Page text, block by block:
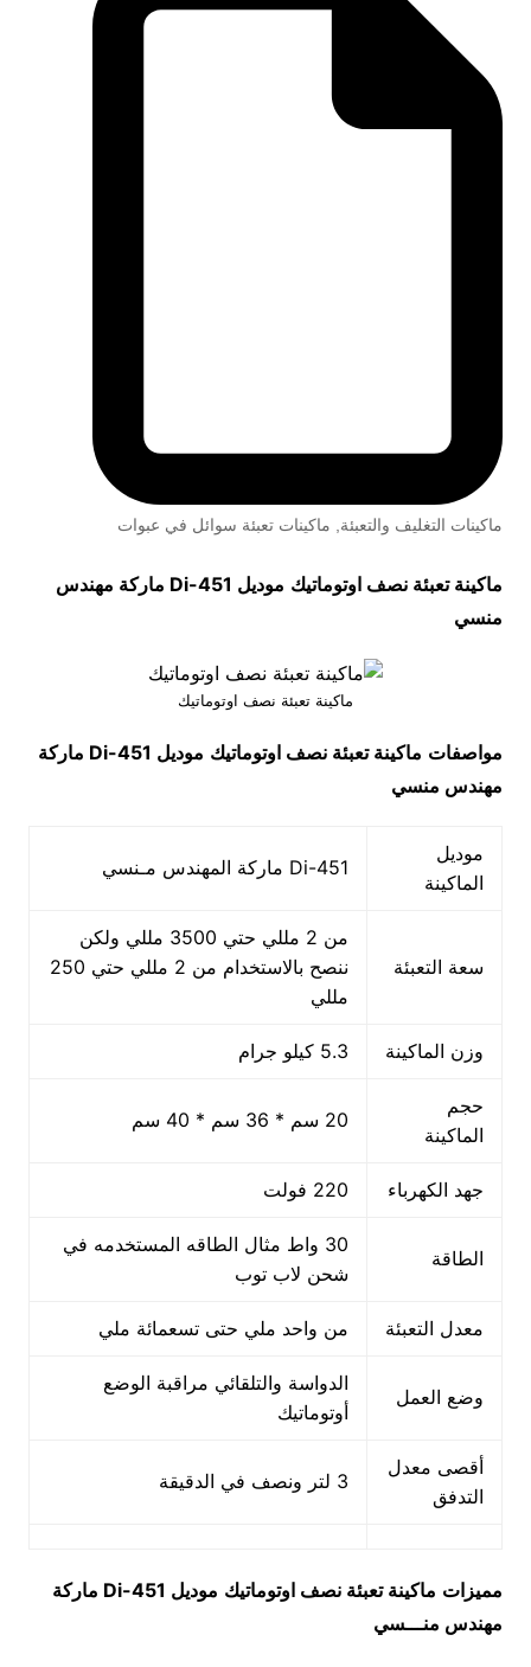
ماكينات التغليف والتعبئة, ماكينات تعبئة سوائل في عبوات
ماكينة تعبئة نصف اوتوماتيك موديل 451-Di
ماركة مهندس
منسي
ماكينة تعبئة نصف اوتوماتيك
مواصفات ماكينة تعبئة نصف اوتوماتيك موديل 451-Di
ماركة
مهندس منسي
موديل
الماكينة
451-Di ماركة المهندس مـنسي
سعة التعبئة
من 2 مللي حتي 3500 مللي ولكن
ننصح بالاستخدام من 2 مللي حتي 250
مللي
وزن الماكينة 5.3 كيلو جرام
حجم
الماكينة
20 سم * 36 سم * 40 سم
جهد الكهرباء 220 فولت
الطاقة
30 واط مثال الطاقه المستخدمه في
شحن لاب توب
معدل التعبئة من واحد ملي حتى تسعمائة ملي
وضع العمل
الدواسة والتلقائي مراقبة الوضع
أوتوماتيك
أقصى معدل
التدفق
3 لتر ونصف في الدقيقة
مميزات ماكينة تعبئة نصف اوتوماتيك موديل 451-Di
ماركة
مهندس منـــسي